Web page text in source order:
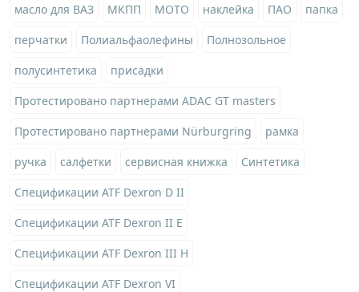
масло для ВАЗ
МКПП МОТО наклейка ПАО
папка
перчатки
Полиальфаолефины
Полнозольное
полусинтетика
присадки
Протестировано партнерами ADAC GT masters
Протестировано партнерами Nürburgring
рамка
ручка
салфетки сервисная книжка
Синтетика
Спецификации ATF Dexron D II
Спецификации ATF Dexron II E
Спецификации ATF Dexron III H
Спецификации ATF Dexron VI